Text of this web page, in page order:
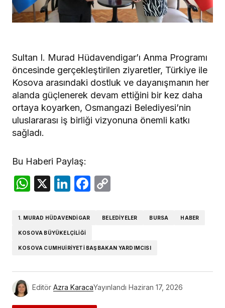
Sultan I. Murad Hüdavendigar’ı Anma Programı
öncesinde gerçekleştirilen ziyaretler, Türkiye ile
Kosova arasındaki dostluk ve dayanışmanın her
alanda güçlenerek devam ettiğini bir kez daha
ortaya koyarken, Osmangazi Belediyesi’nin
uluslararası iş birliği vizyonuna önemli katkı
sağladı.
Bu Haberi Paylaş:
WhatsApp
X LinkedIn
Facebook
1. MURAD HÜDAVENDIGAR BELEDIYELER BURSA HABER
KOSOVA BÜYÜKELÇILIĞI
KOSOVA CUMHUIRIYETI BAŞBAKAN YARDIMCISI
Editör Azra KaracaYayınlandı Haziran 17, 2026